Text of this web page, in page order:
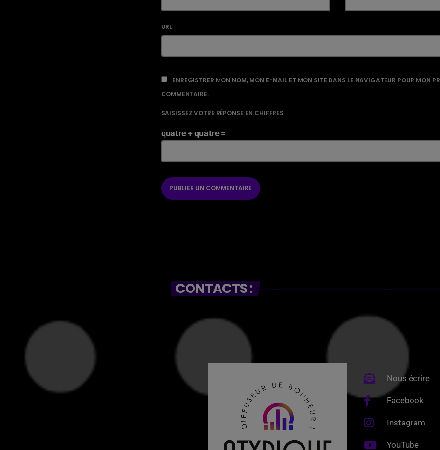
URL
ENREGISTRER MON NOM, MON E-MAIL ET MON SITE DANS LE NAVIGATEUR POUR MON
COMMENTAIRE.
SAISISSEZ VOTRE RÉPONSE EN CHIFFRES
quatre + quatre =
CONTACTS :
Nous écrire
Facebook
Instagram
YouTube